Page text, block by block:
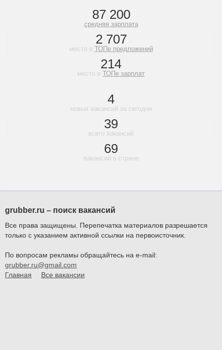
87 200
средняя зарплата
2 707
место в ТОПе предложений
214
место в ТОПе зарплат
4
новых вакансий за сегодня
39
всего вакансий
69
вакансий в стране
grubber.ru – поиск вакансий
Все права защищены. Перепечатка материалов разрешается
только с указанием активной ссылки на первоисточник.
По вопросам рекламы обращайтесь на e-mail:
grubber.ru@gmail.com
Главная
Все вакансии